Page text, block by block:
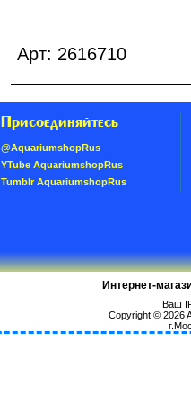
Арт: 2616710
Присоединяйтесь
@AquariumshopRus
YTube AquariumshopRus
Tumblr AquariumshopRus
Интернет-
Ваш
Copyright © 2026